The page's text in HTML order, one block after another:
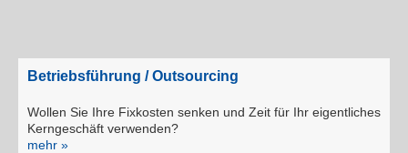
Betriebsführung / Outsourcing
Wollen Sie Ihre Fixkosten senken und Zeit für Ihr eigentliches
Kerngeschäft verwenden?
mehr »